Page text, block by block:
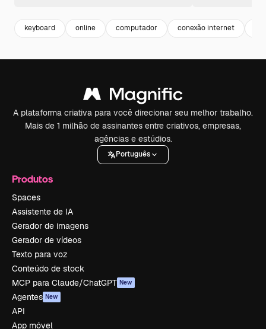
keyboard online computador conexão internet
A plataforma criativa para você direcionar seu melhor trabalho.
Mais de 1 milhão de assinantes entre criativos, empresas,
agências e estúdios.
Português
Produtos
Spaces
Assistente de IA
Gerador de imagens
Gerador de vídeos
Texto para voz
Conteúdo de stock
MCP para Claude/ChatGPT New
Agentes New
API
App móvel